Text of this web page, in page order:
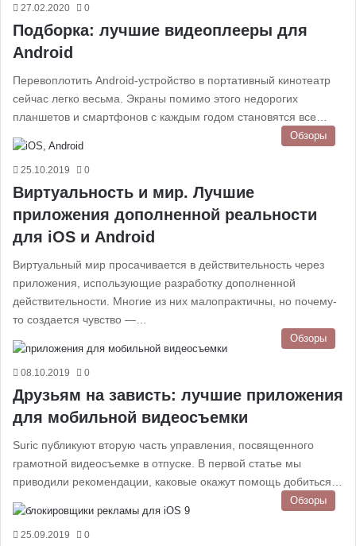
27.02.2020 0
Подборка: лучшие видеоплееры для
Android
Перевоплотить Android-устройство в портативный кинотеатр
сейчас легко весьма. Экраны помимо этого недорогих
планшетов и смартфонов с каждым годом становятся все…
Обзоры
25.10.2019 0
Виртуальность и мир. Лучшие
приложения дополненной реальности
для iOS и Android
Виртуальный мир просачивается в действительность через
приложения, использующие разработку дополненной
действительности. Многие из них малопрактичны, но почему-
то создается чувство —…
Обзоры
08.10.2019 0
Друзьям на зависть: лучшие приложения
для мобильной видеосъемки
Suric публикуют вторую часть управления, посвященного
грамотной видеосъемке в отпуске. В первой статье мы
приводили рекомендации, каковые окажут помощь добиться…
Обзоры
25.09.2019 0